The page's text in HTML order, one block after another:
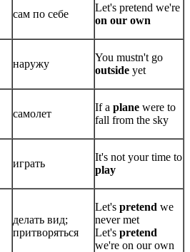
сам по себе
Let's pretend we're
on our own
наружу
You mustn't go
outside yet
самолет
If a plane were to
fall from the sky
играть
It's not your time to
play
делать вид;
притворяться
Let's pretend we
never met
Let's pretend
we're on our own